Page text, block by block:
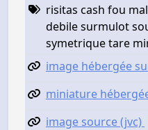
risitas cash fou
debile surmulot
symetrique tare
image hébergée
miniature
image source (jvc)